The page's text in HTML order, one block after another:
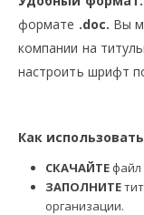
формате .doc. Вы
компании на
настроить шрифт
Как
СКАЧАЙТЕфайл
ЗАПОЛНИТЕ
организации.